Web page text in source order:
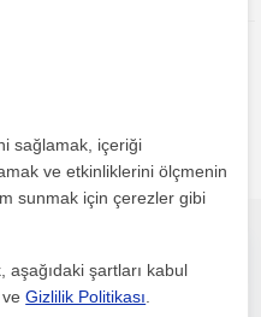
Ingilizce öğretmenleri
sağlamak, içeriği
ve etkinliklerini ölçmenin
sunmak için çerezler gibi
aşağıdaki şartları kabul
veGizlilik Politikası